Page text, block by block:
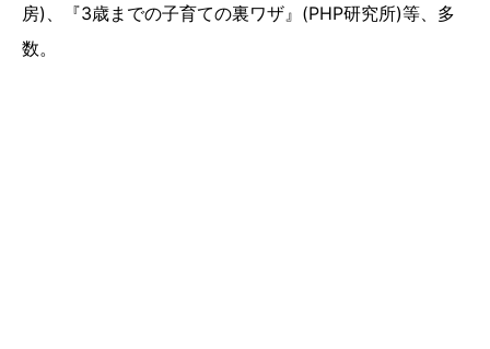
房)、『3歳までの子育ての裏ワザ』(PHP研究所)等、多
数。